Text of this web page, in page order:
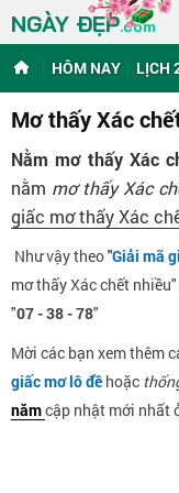
NGÀY ĐẸP.com
HÔM NAY LỊCH
Mơ thấy Xác
Nằm mơ thấy Xác
nằm mơ thấy Xác
giấc mơ thấy Xác
Như vậy theo"Giải mã
mơ thấy Xác chết
"07 - 38 - 78"
Mời các bạn xem thêm
giấc mơ lô đề hoặc
nămcập nhật mới nhất